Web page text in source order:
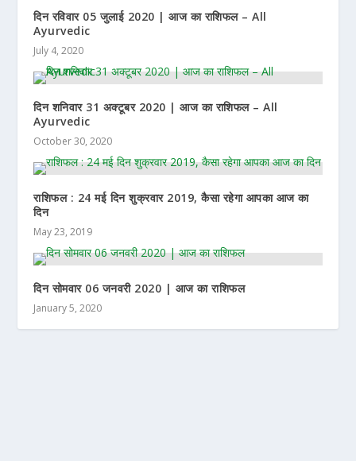
दिन रविवार 05 जुलाई 2020 | आज का राशिफल – All
Ayurvedic
July 4, 2020
दिन शनिवार 31 अक्टूबर 2020 | आज का राशिफल – All
Ayurvedic
October 30, 2020
राशिफल : 24 मई दिन शुक्रवार 2019, कैसा रहेगा आपका आज का
दिन
May 23, 2019
दिन सोमवार 06 जनवरी 2020 | आज का राशिफल
January 5, 2020